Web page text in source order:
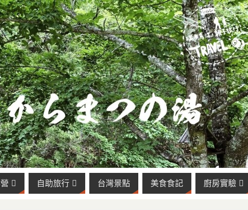
自助旅行 台灣景點 美食食記 廚房實驗